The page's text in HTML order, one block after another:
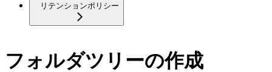
リテンションポリシー
フォルダツリーの作成